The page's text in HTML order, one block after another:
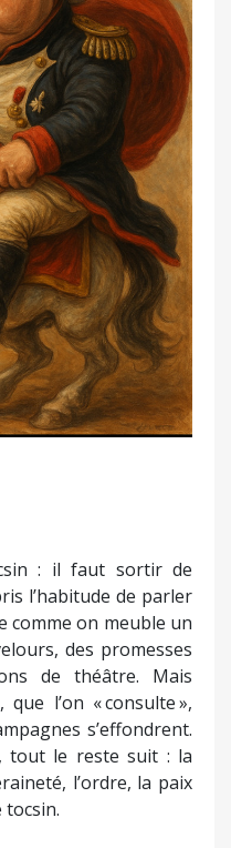
: il faut sortir de
l’habitude de parler
comme on meuble un
des promesses
de théâtre. Mais
l’on « consulte »,
s’effondrent.
tout le reste suit : la
l’ordre, la paix
tocsin.